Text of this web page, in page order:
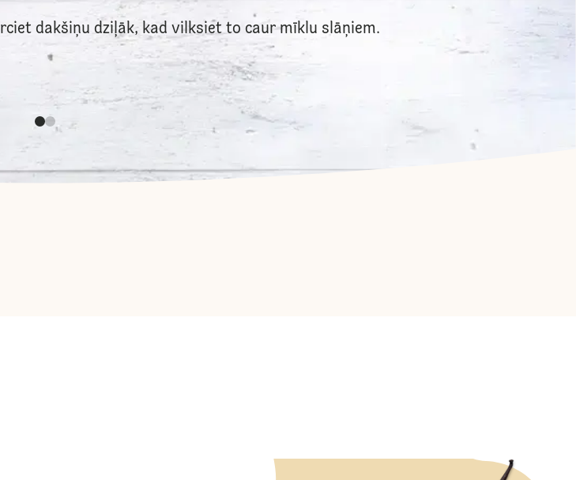
dakšiņu dziļāk, kad vilksiet to caur mīklu slāņiem.